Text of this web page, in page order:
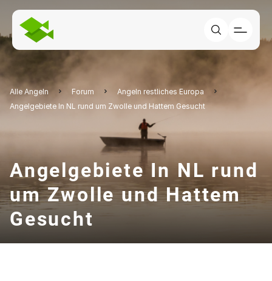
Alle Angeln Forum
Angeln restliches Europa
Angelgebiete In NL rund um Zwolle und Hattem Gesucht
Angelgebiete In NL rund
um Zwolle und Hattem
Gesucht